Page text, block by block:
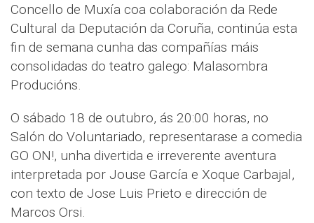
Concello de Muxía coa colaboración da Rede
Cultural da Deputación da Coruña, continúa esta
fin de semana cunha das compañías máis
consolidadas do teatro galego: Malasombra
Producións.
O sábado 18 de outubro, ás 20:00 horas, no
Salón do Voluntariado, representarase a comedia
GO ON!, unha divertida e irreverente aventura
interpretada por Jouse García e Xoque Carbajal,
con texto de Jose Luis Prieto e dirección de
Marcos Orsi.